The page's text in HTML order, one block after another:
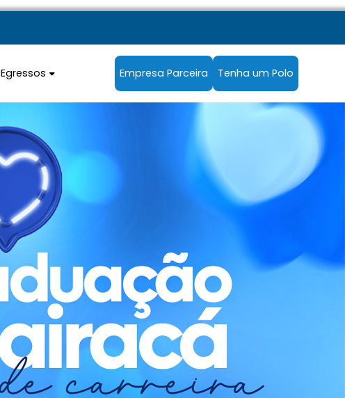
Egressos Empresa Parceira Tenha um Polo